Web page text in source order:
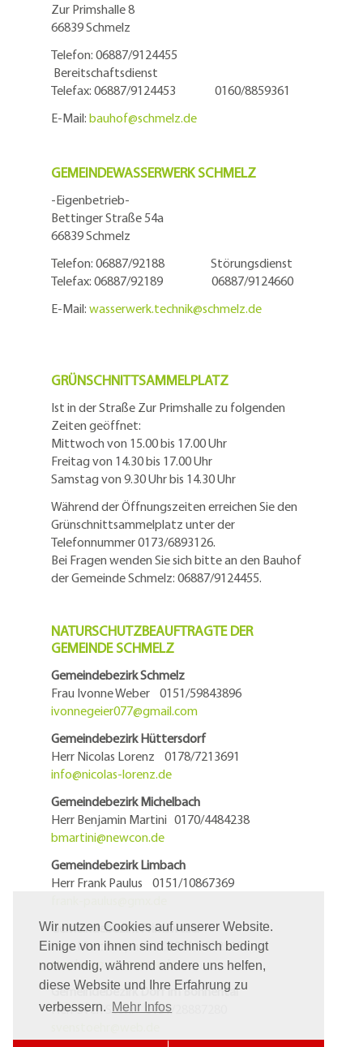
Wir nutzen Cookies auf unserer Website.
Einige von ihnen sind technisch bedingt
notwendig, während andere uns helfen,
diese Website und Ihre Erfahrung zu
verbessern. Mehr Infos
Zur Primshalle 8
66839 Schmelz
Telefon: 06887/9124455
Bereitschaftsdienst
Telefax: 06887/9124453 0160/8859361
E-Mail: bauhof@schmelz.de
GEMEINDEWASSERWERK SCHMELZ
-Eigenbetrieb-
Bettinger Straße 54a
66839 Schmelz
Telefon: 06887/92188 Störungsdienst
Telefax: 06887/92189 06887/9124660
E-Mail: wasserwerk.technik@schmelz.de
GRÜNSCHNITTSAMMELPLATZ
Ist in der Straße Zur Primshalle zu folgenden
Zeiten geöffnet:
Mittwoch von 15.00 bis 17.00 Uhr
Freitag von 14.30 bis 17.00 Uhr
Samstag von 9.30 Uhr bis 14.30 Uhr
Während der Öffnungszeiten erreichen Sie den
Grünschnittsammelplatz unter der
Telefonnummer 0173/6893126.
Bei Fragen wenden Sie sich bitte an den Bauhof
der Gemeinde Schmelz: 06887/9124455.
NATURSCHUTZBEAUFTRAGTE DER
GEMEINDE SCHMELZ
Gemeindebezirk Schmelz
Frau Ivonne Weber 0151/59843896
ivonnegeier077@gmail.com
Gemeindebezirk Hüttersdorf
Herr Nicolas Lorenz 0178/7213691
info@nicolas-lorenz.de
Gemeindebezirk Michelbach
Herr Benjamin Martini 0170/4484238
bmartini@newcon.de
Gemeindebezirk Limbach
Herr Frank Paulus 0151/10867369
Gemeindebezirk Primsweiler
Herr Marc Stephan 06881/5952119
stephan.marc@arcor.de
Gemeindebezirk Dorf im Bohnental
Herr Sven Stöhr 0151/28887280